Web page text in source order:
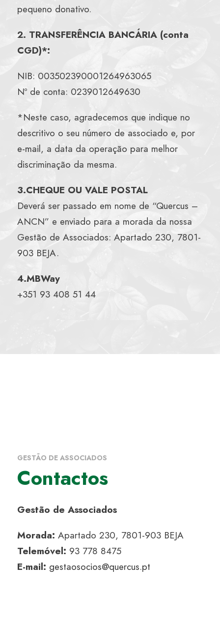
pequeno donativo.
2. TRANSFERÊNCIA BANCÁRIA (conta
CGD)*:
NIB: 003502390001264963065
Nº de conta: 0239012649630
*Neste caso, agradecemos que indique no
descritivo o seu número de associado e, por
e-mail, a data da operação para melhor
discriminação da mesma.
3.CHEQUE OU VALE POSTAL
Deverá ser passado em nome de “Quercus –
ANCN” e enviado para a morada da nossa
Gestão de Associados: Apartado 230, 7801-
903 BEJA.
4.MBWay
+351 93 408 51 44
GESTÃO DE ASSOCIADOS
Contactos
Gestão de Associados
Morada: Apartado 230, 7801-903 BEJA
Telemóvel: 93 778 8475
E-mail: gestaosocios@quercus.pt